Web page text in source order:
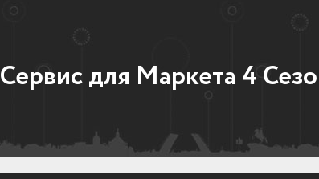
Сервис для Маркета 4